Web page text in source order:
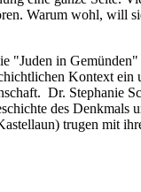
Warum wohl, will
"Juden in
Kontext
Dr. Stephanie
des Denkmals
trugen mit